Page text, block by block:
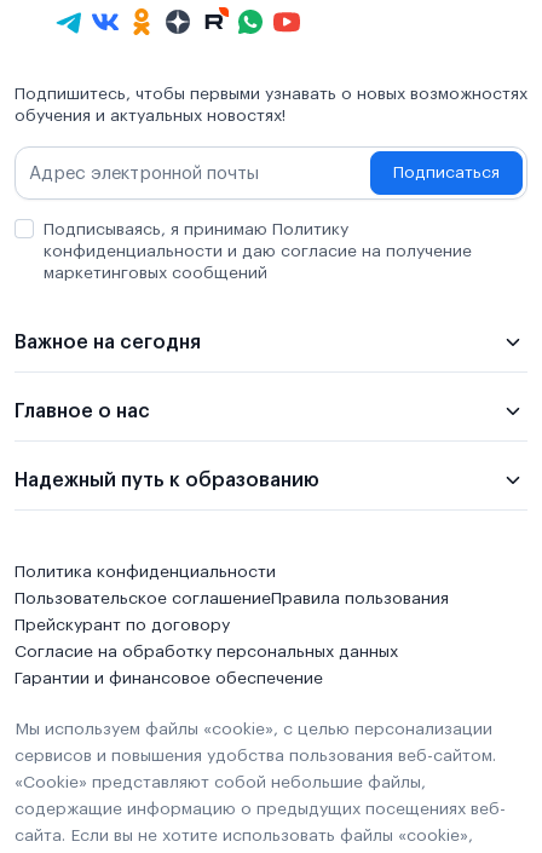
Подпишитесь, чтобы первыми узнавать о новых возможностях
обучения и актуальных новостях!
Подписаться
Подписываясь, я принимаю Политику
конфиденциальности и даю согласие на получение
маркетинговых сообщений
Важное на сегодня
Главное о нас
Надежный путь к образованию
Политика конфиденциальности
Пользовательское соглашениеПравила пользования
Прейскурант по договору
Согласие на обработку персональных данных
Гарантии и финансовое обеспечение
Мы используем файлы «cookie», с целью персонализации
сервисов и повышения удобства пользования веб-сайтом.
«Cookie» представляют собой небольшие файлы,
содержащие информацию о предыдущих посещениях веб-
сайта. Если вы не хотите использовать файлы «cookie»,